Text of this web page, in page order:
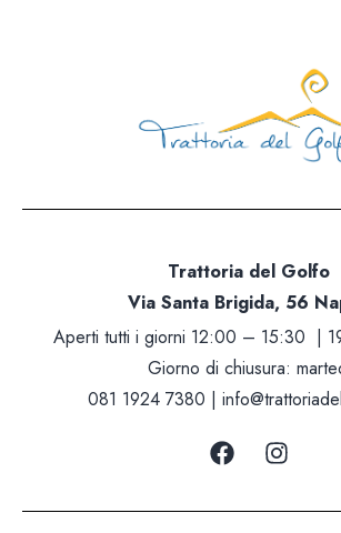
Trattoria del Golfo
Via Santa Brigida, 56
Aperti tutti i giorni 12:00 – 15:30 |
Giorno di chiusura:
081 1924 7380 |